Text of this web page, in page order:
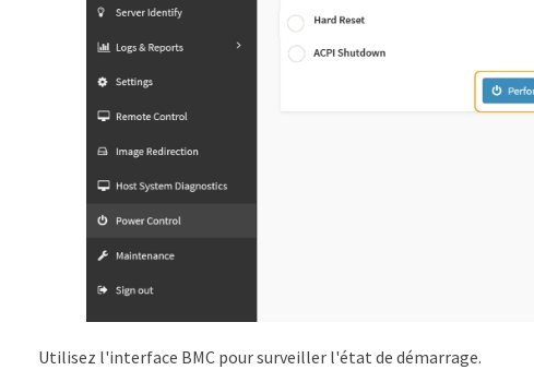
Utilisez l'interface BMC pour surveiller l'état de démarrage.